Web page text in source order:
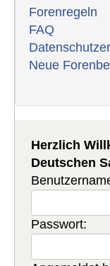
Forenregeln
FAQ
Neue
Herzlich
Deutschen
Passwort: